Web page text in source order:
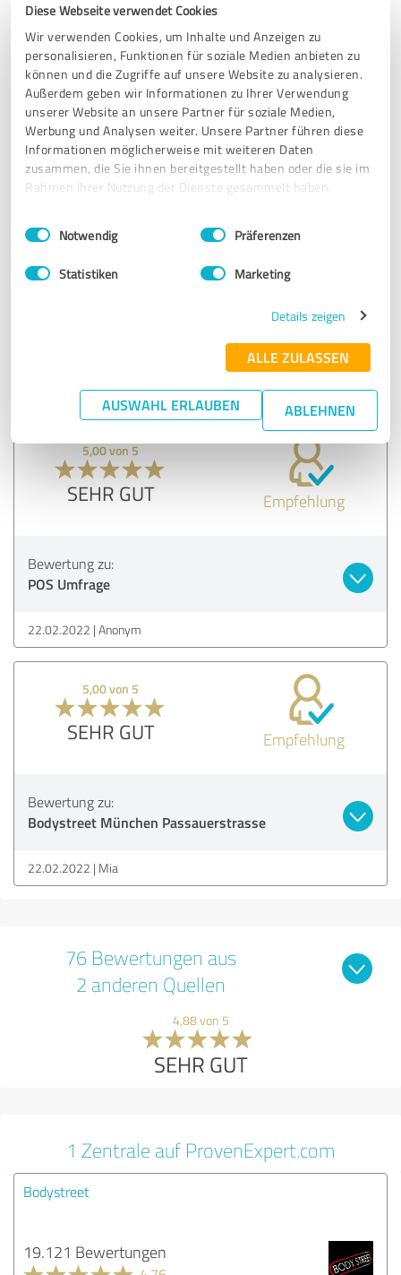
Diese Webseite verwendet Cookies
Wir verwenden Cookies, um Inhalte und Anzeigen zu
personalisieren, Funktionen für soziale Medien anbieten zu
können und die Zugriffe auf unsere Website zu analysieren.
Außerdem geben wir Informationen zu Ihrer Verwendung
unserer Website an unsere Partner für soziale Medien,
Werbung und Analysen weiter. Unsere Partner führen diese
Informationen möglicherweise mit weiteren Daten
zusammen, die Sie ihnen bereitgestellt haben oder die sie im
Rahmen Ihrer Nutzung der Dienste gesammelt haben.
Impressum Datenschutzbestimmungen
Einwilligungsauswahl
Notwendig Präferenzen
Statistiken Marketing
Details zeigen
ALLE ZULASSEN
AUSWAHL ERLAUBEN ABLEHNEN
GUT
Bewertung zu:
Bodystreet München Passauerstrasse
25.05.2022 Anonym
Bodystreet München Passauerstrasse
16.05.2022 Anonym
5,00 von 5
SEHR GUT Empfehlung
Bewertung zu:
POS Umfrage
22.02.2022 Anonym
5,00 von 5
SEHR GUT Empfehlung
Bewertung zu:
Bodystreet München Passauerstrasse
22.02.2022 Mia
76 Bewertungen aus
2 anderen Quellen
4,88 von 5
SEHR GUT
1 Zentrale auf ProvenExpert.com
Bodystreet
19.121 Bewertungen